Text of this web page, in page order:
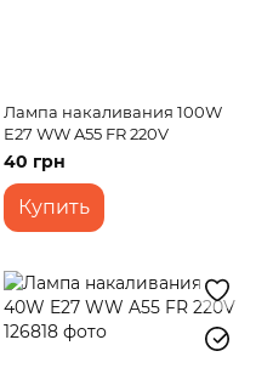
Лампа накаливания 100W
E27 WW A55 FR 220V
40 грн
Купить